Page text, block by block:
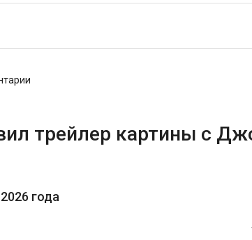
трейлер картины с
года